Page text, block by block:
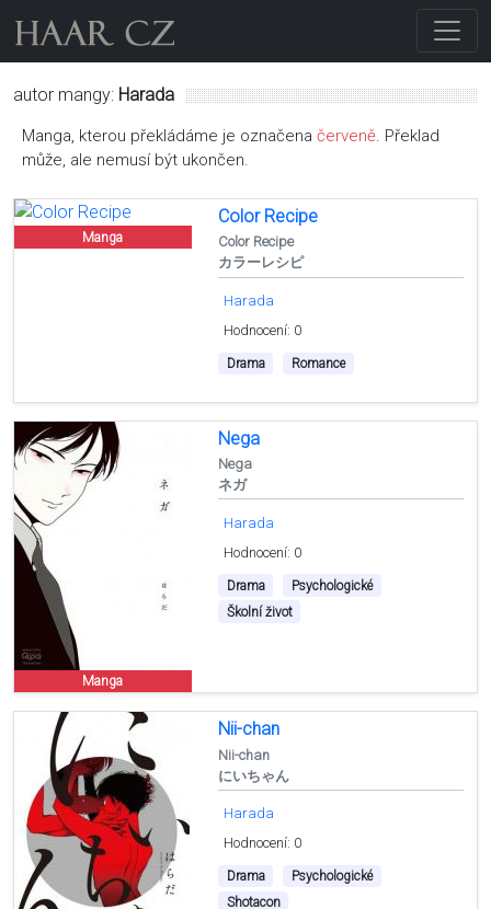
autor mangy: Harada
Manga, kterou překládáme je označena červeně. Překlad
může, ale nemusí být ukončen.
Manga
Color Recipe
Color Recipe
カラーレシピ
Harada
Hodnocení: 0
Drama Romance
Manga
Nega
Nega
ネガ
Harada
Hodnocení: 0
Drama
Psychologické
Školní život
Nii-chan
Nii-chan
にいちゃん
Harada
Hodnocení: 0
Drama
Psychologické
Shotacon